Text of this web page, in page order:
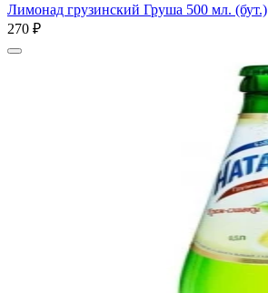
Лимонад грузинский Груша 500 мл. (бут.)
270 ₽